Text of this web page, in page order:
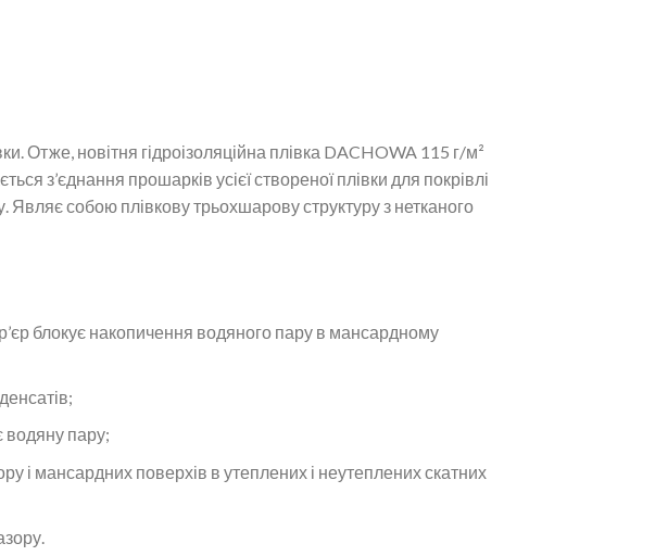
Отже, новітня гідроізоляційна плівка DACHOWA 115 г/м²
з’єднання прошарків усієї створеної плівки для покрівлі
собою плівкову трьохшарову структуру з нетканого
блокує накопичення водяного пару в мансардному
пару;
і мансардних поверхів в утеплених і неутеплених скатних